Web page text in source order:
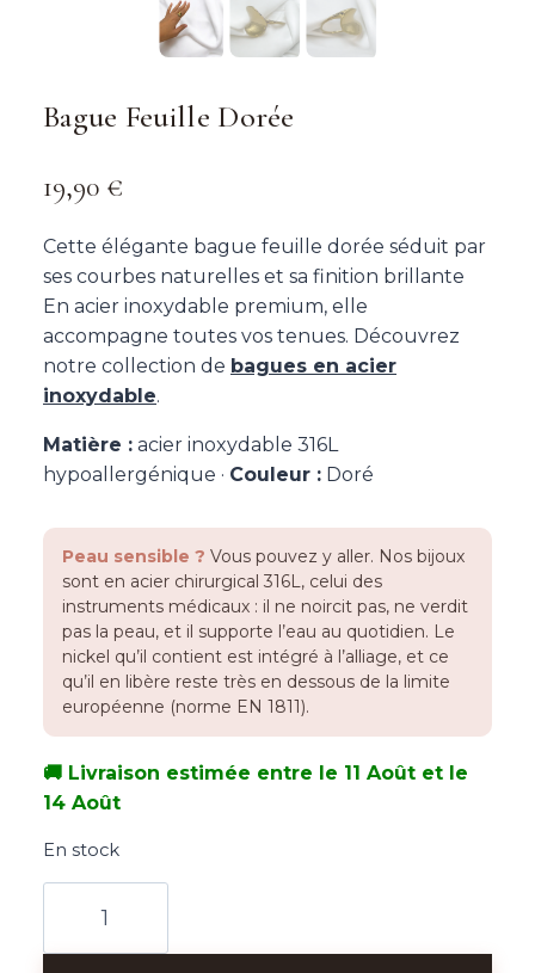
Bague Feuille Dorée
19,90 €
Cette élégante bague feuille dorée séduit par
ses courbes naturelles et sa finition brillante
En acier inoxydable premium, elle
accompagne toutes vos tenues. Découvrez
notre collection de bagues en acier
inoxydable.
Matière : acier inoxydable 316L
hypoallergénique · Couleur : Doré
Peau sensible ? Vous pouvez y aller. Nos bijoux
sont en acier chirurgical 316L, celui des
instruments médicaux : il ne noircit pas, ne verdit
pas la peau, et il supporte l’eau au quotidien. Le
nickel qu’il contient est intégré à l’alliage, et ce
qu’il en libère reste très en dessous de la limite
européenne (norme EN 1811).
🚚 Livraison estimée entre le 11 Août et le
14 Août
En stock
Bague